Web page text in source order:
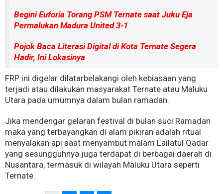
Begini Euforia Torang PSM Ternate saat Juku Eja
Permalukan Madura United 3-1
Pojok Baca Literasi Digital di Kota Ternate Segera
Hadir, Ini Lokasinya
FRP ini digelar dilatarbelakangi oleh kebiasaan yang
terjadi atau dilakukan masyarakat Ternate atau Maluku
Utara pada umumnya dalam bulan ramadan.
Jika mendengar gelaran festival di bulan suci Ramadan
maka yang terbayangkan di alam pikiran adalah ritual
menyalakan api saat menyambut malam Lailatul Qadar
yang sesungguhnya juga terdapat di berbagai daerah di
Nusantara, termasuk di wilayah Maluku Utara seperti
Ternate.